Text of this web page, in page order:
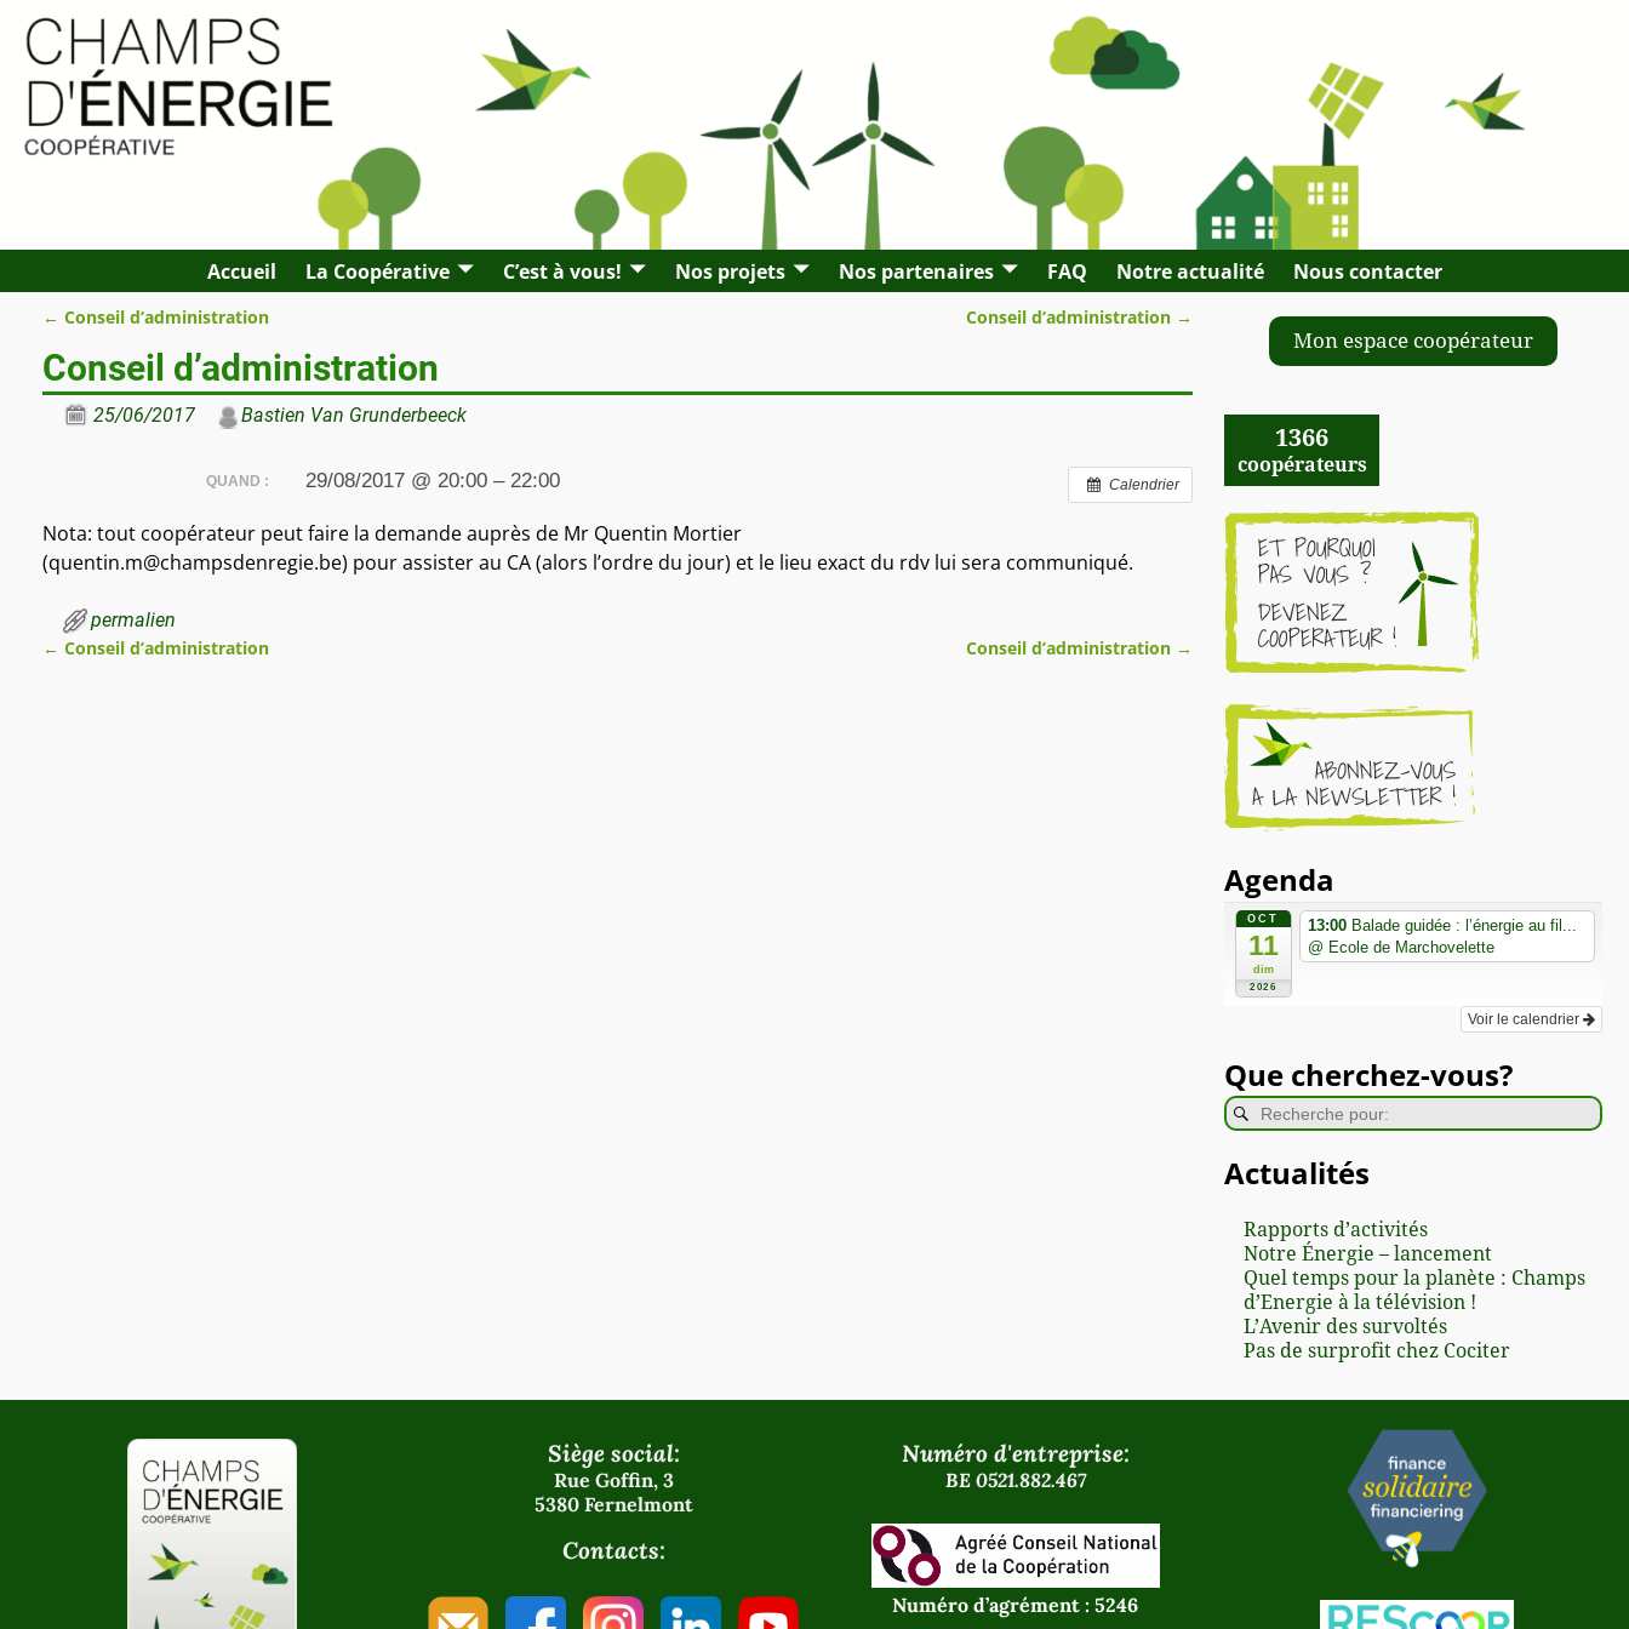
Accueil La Coopérative C’est à vous! Nos projets Nos partenaires FAQ Notre actualité Nous contacter
← Conseil d’administration Conseil d’administration →
Conseil d’administration
25/06/2017 Bastien Van Grunderbeeck
Calendrier
QUAND : 29/08/2017 @ 20:00 – 22:00
Nota: tout coopérateur peut faire la demande auprès de Mr Quentin Mortier
(quentin.m@champsdenregie.be) pour assister au CA (alors l’ordre du jour) et le lieu exact du rdv lui sera communiqué.
permalien
← Conseil d’administration Conseil d’administration →
Mon espace coopérateur
1366
coopérateurs
Agenda
OCT
11
dim
2026
13:00 Balade guidée : l’énergie au fil...
@ Ecole de Marchovelette
Voir le calendrier
Que cherchez-vous?
Actualités
Rapports d’activités
Notre Énergie – lancement
Quel temps pour la planète : Champs
d’Energie à la télévision !
L’Avenir des survoltés
Pas de surprofit chez Cociter
Siège social:
Rue Goffin, 3
5380 Fernelmont
Contacts:
Numéro d'entreprise:
BE 0521.882.467
Numéro d’agrément : 5246